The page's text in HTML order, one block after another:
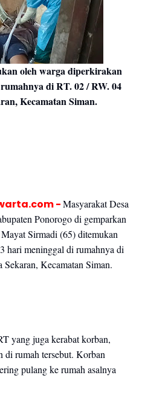
oleh warga diperkirakan
di RT. 02 / RW. 04
Kecamatan Siman.
-Masyarakat Desa
Ponorogo di gemparkan
Sirmadi (65) ditemukan
hari meninggal di rumahnya di
Kecamatan Siman.
yang juga kerabat korban,
di rumah tersebut. Korban
pulang ke rumah asalnya